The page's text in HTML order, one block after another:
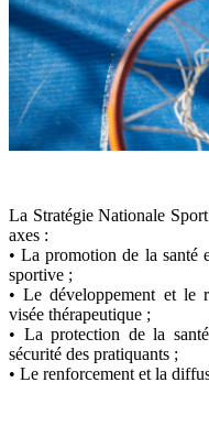
La Stratégie Nationale
axes :
• La promotion de la santé
sportive ;
• Le développement et le
visée thérapeutique ;
• La protection de la
sécurité des pratiquants ;
• Le renforcement et la